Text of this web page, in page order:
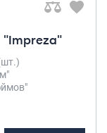
"Impreza"